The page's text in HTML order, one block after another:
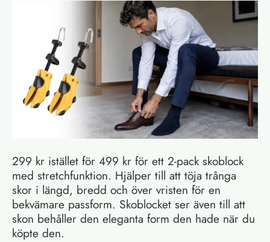
299 kr istället för 499 kr för ett 2-pack skoblock
med stretchfunktion. Hjälper till att töja trånga
skor i längd, bredd och över vristen för en
bekvämare passform. Skoblocket ser även till att
skon behåller den eleganta form den hade när du
köpte den.